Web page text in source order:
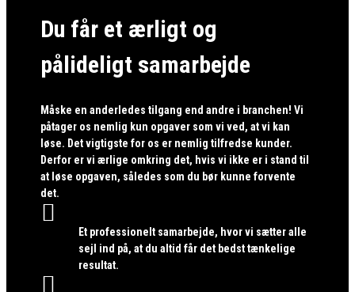
Du får et ærligt og
pålideligt samarbejde
Måske en anderledes tilgang end andre i branchen! Vi
påtager os nemlig kun opgaver som vi ved, at vi kan
løse. Det vigtigste for os er nemlig tilfredse kunder.
Derfor er vi ærlige omkring det, hvis vi ikke er i stand til
at løse opgaven, således som du bør kunne forvente
det.

Et professionelt samarbejde, hvor vi sætter alle
sejl ind på, at du altid får det bedst tænkelige
resultat.
